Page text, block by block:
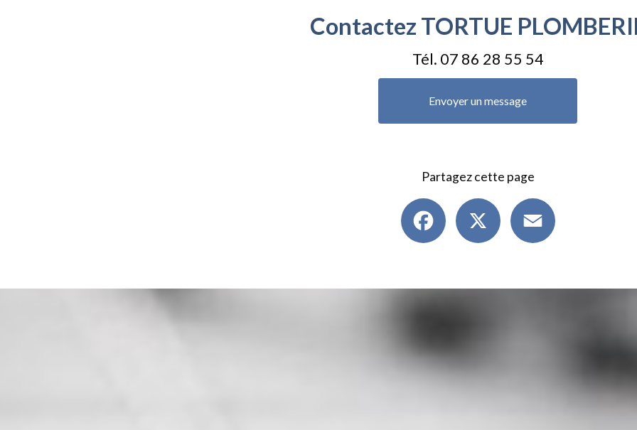
Contactez TORTUE
Tél. 07 86 28 55 54
Envoyer un message
Partagez cette page
Facebook